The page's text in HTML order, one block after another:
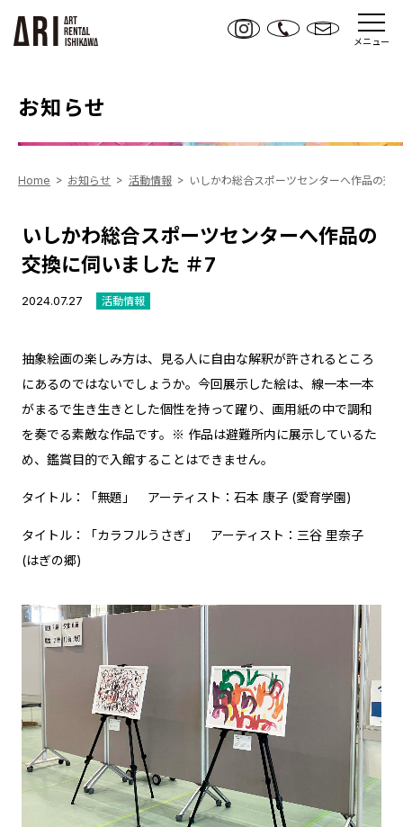
メニュー
お知らせ
Home お知らせ 活動情報 いしかわ総合スポーツセンターへ作品の交
いしかわ総合スポーツセンターへ作品の
交換に伺いました ＃7
2024.07.27 活動情報
抽象絵画の楽しみ方は、見る人に自由な解釈が許されるところ
にあるのではないでしょうか。今回展示した絵は、線一本一本
がまるで生き生きとした個性を持って躍り、画用紙の中で調和
を奏でる素敵な作品です。※ 作品は避難所内に展示しているた
め、鑑賞目的で入館することはできません。
タイトル：「無題」 アーティスト：石本 康子 (愛育学園)
タイトル：「カラフルうさぎ」 アーティスト：三谷 里奈子
(はぎの郷)